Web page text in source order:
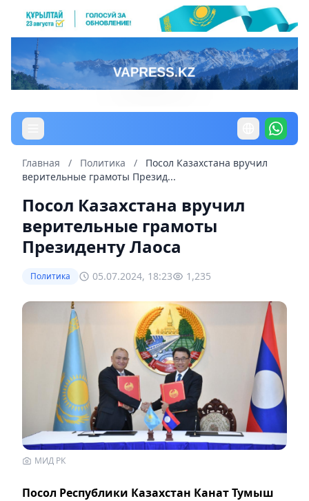
Главная / Политика /
Посол Казахстана вручил
верительные грамоты Презид...
Посол Казахстана вручил
верительные грамоты
Президенту Лаоса
Политика 05.07.2024, 18:23 1,235
МИД РК
Посол Республики Казахстан Канат Тумыш